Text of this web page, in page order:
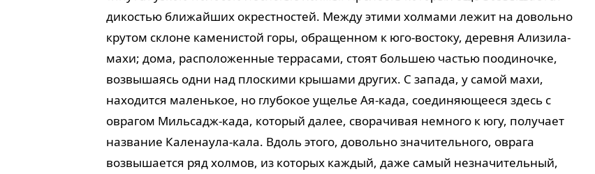
дикостью ближайших окрестностей. Между этими холмами лежит на довольно
крутом склоне каменистой горы, обращенном к юго-востоку, деревня Ализила-
махи; дома, расположенные террасами, стоят большею частью поодиночке,
возвышаясь одни над плоскими крышами других. С запада, у самой махи,
находится маленькое, но глубокое ущелье Ая-када, соединяющееся здесь с
оврагом Мильсадж-када, который далее, сворачивая немного к югу, получает
название Каленаула-кала. Вдоль этого, довольно значительного, оврага
возвышается ряд холмов, из которых каждый, даже самый незначительный,